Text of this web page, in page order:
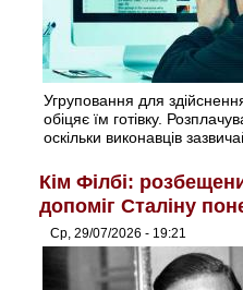
Угруповання для
обіцяє їм готівку.
оскільки виконавців
Кім Філбі:
допоміг Сталіну
Ср, 29/07/2026 - 19:21